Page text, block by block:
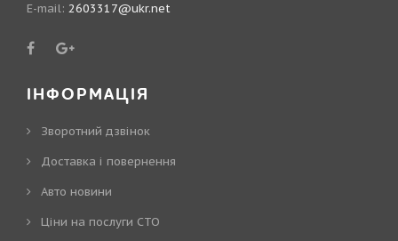
E-mail: 2603317@ukr.net
ІНФОРМАЦІЯ
Зворотний дзвінок
Доставка і повернення
Авто новини
Ціни на послуги СТО